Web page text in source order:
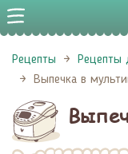
Рецепты
Рецепты
Выпечка в